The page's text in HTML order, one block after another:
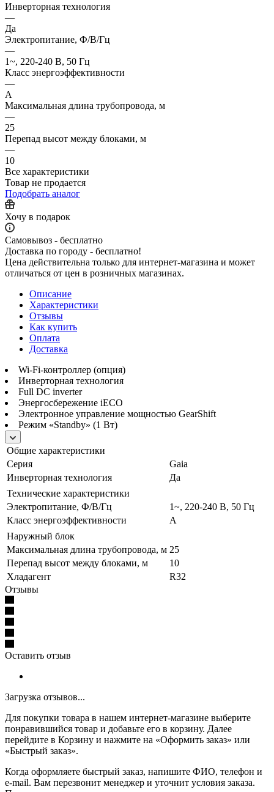
Инверторная технология
—
Да
Электропитание, Ф/В/Гц
—
1~, 220-240 В, 50 Гц
Класс энергоэффективности
—
A
Максимальная длина трубопровода, м
—
25
Перепад высот между блоками, м
—
10
Все характеристики
Товар не продается
Подобрать аналог
Хочу в подарок
Самовывоз - бесплатно
Доставка по городу - бесплатно!
Цена действительна только для интернет-магазина и может
отличаться от цен в розничных магазинах.
Описание
Характеристики
Отзывы
Как купить
Оплата
Доставка
Wi-Fi-контроллер (опция)
Инверторная технология
Full DC inverter
Энергосбережение iЕСО
Электронное управление мощностью GearShift
Режим «Standby» (1 Вт)
Общие характеристики
Серия
Gaia
Инверторная технология
Да
Технические характеристики
Электропитание, Ф/В/Гц
1~, 220-240 В, 50 Гц
Класс энергоэффективности
A
Наружный блок
Максимальная длина трубопровода, м 25
Перепад высот между блоками, м
10
Хладагент
R32
Отзывы
Оставить отзыв
Загрузка отзывов...
Для покупки товара в нашем интернет-магазине выберите
понравившийся товар и добавьте его в корзину. Далее
перейдите в Корзину и нажмите на «Оформить заказ» или
«Быстрый заказ».
Когда оформляете быстрый заказ, напишите ФИО, телефон и
e-mail. Вам перезвонит менеджер и уточнит условия заказа.